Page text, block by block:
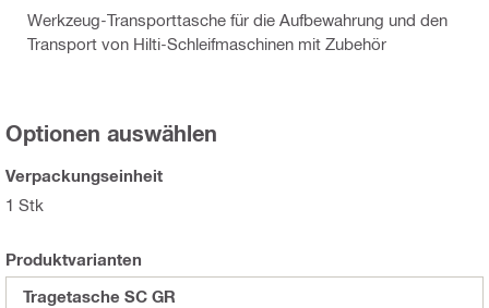
Werkzeug-Transporttasche für die Aufbewahrung und den
Transport von Hilti-Schleifmaschinen mit Zubehör
Optionen auswählen
Verpackungseinheit
1 Stk
Produktvarianten
Tragetasche SC GR